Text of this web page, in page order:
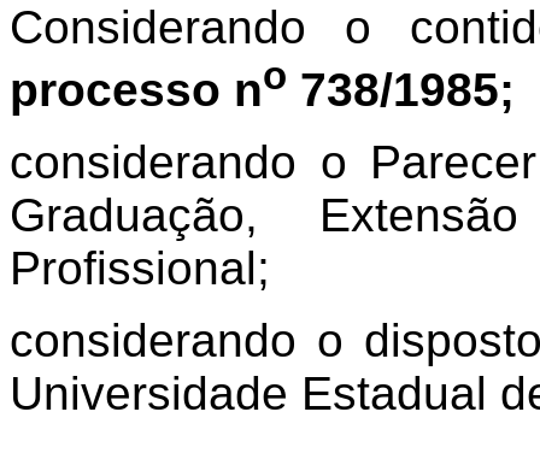
Considerando o
processo no 738/1985;
considerando o
Graduação,
Profissional;
considerando o
Universidade Estadual